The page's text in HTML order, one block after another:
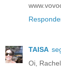
TAISA
Oi,